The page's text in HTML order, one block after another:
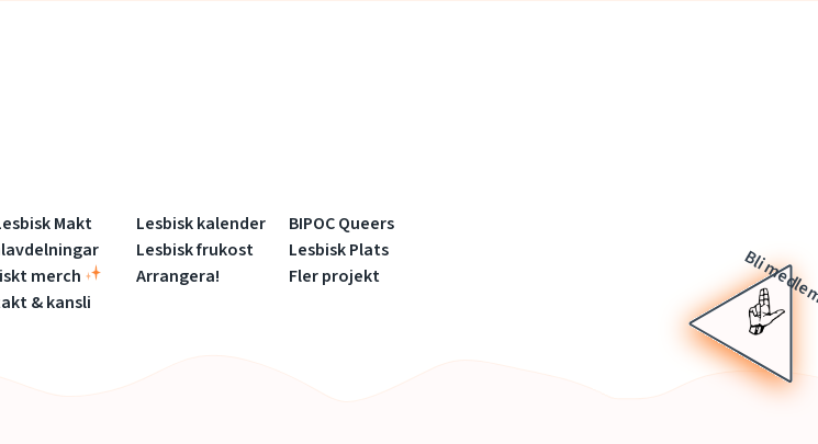
Makt
merch
& kansli
Lesbisk kalender
Lesbisk frukost
Arrangera!
BIPOC Queers
Lesbisk Plats
Fler projekt
Bli